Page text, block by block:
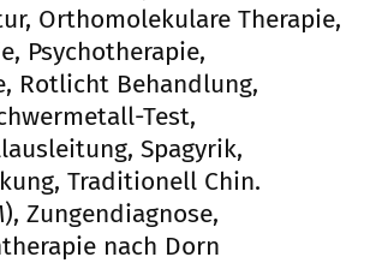
Orthomolekulare Therapie,
Psychotherapie,
Rotlicht Behandlung,
Test,
Spagyrik,
Traditionell Chin.
Zungendiagnose,
nach Dorn